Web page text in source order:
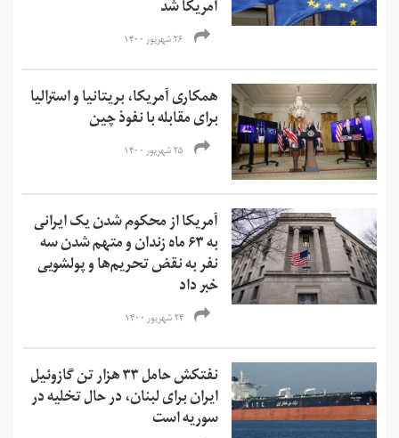
آمریکا شد
۲۶ شهریور ۱۴۰۰
همکاری آمریکا، بریتانیا و استرالیا
برای مقابله با نفوذ چین
۲۵ شهریور ۱۴۰۰
آمریکا از محکوم شدن یک ایرانی
به ۶۳ ماه زندان و متهم شدن سه
نفر به نقض تحریم‌ها و‌ پولشویی
خبر داد
۲۴ شهریور ۱۴۰۰
نفتکش حامل ۳۳ هزار تن گازوئیل
ایران برای لبنان، در حال تخلیه در
سوریه است